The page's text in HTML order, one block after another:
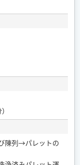
陳列→パレットの